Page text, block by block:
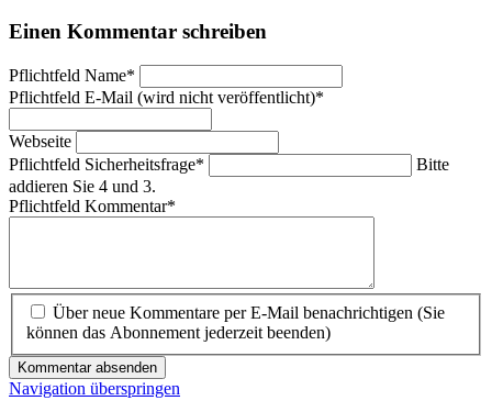
Einen Kommentar schreiben
Pflichtfeld Name*
Pflichtfeld E-Mail (wird nicht veröffentlicht)*
Webseite
Pflichtfeld Sicherheitsfrage*
Bitte
addieren Sie 4 und 3.
Pflichtfeld Kommentar*
Über neue Kommentare per E-Mail benachrichtigen (Sie
können das Abonnement jederzeit beenden)
Kommentar absenden
Navigation überspringen